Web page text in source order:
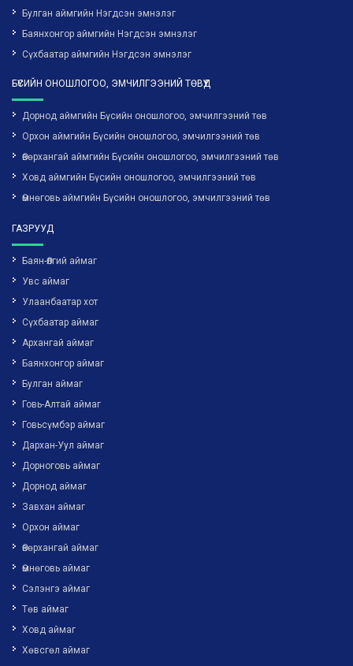
Булган аймгийн Нэгдсэн эмнэлэг
Баянхонгор аймгийн Нэгдсэн эмнэлэг
Сүхбаатар аймгийн Нэгдсэн эмнэлэг
БҮСИЙН ОНОШЛОГОО, ЭМЧИЛГЭЭНИЙ ТӨВҮҮД
Дорнод аймгийн Бүсийн оношлогоо, эмчилгээний төв
Орхон аймгийн Бүсийн оношлогоо, эмчилгээний төв
Өвөрхангай аймгийн Бүсийн оношлогоо, эмчилгээний төв
Ховд аймгийн Бүсийн оношлогоо, эмчилгээний төв
Өмнөговь аймгийн Бүсийн оношлогоо, эмчилгээний төв
ГАЗРУУД
Баян-Өлгий аймаг
Увс аймаг
Улаанбаатар хот
Сүхбаатар аймаг
Архангай аймаг
Баянхонгор аймаг
Булган аймаг
Говь-Алтай аймаг
Говьсүмбэр аймаг
Дархан-Уул аймаг
Дорноговь аймаг
Дорнод аймаг
Завхан аймаг
Орхон аймаг
Өвөрхангай аймаг
Өмнөговь аймаг
Сэлэнгэ аймаг
Төв аймаг
Ховд аймаг
Хөвсгөл аймаг